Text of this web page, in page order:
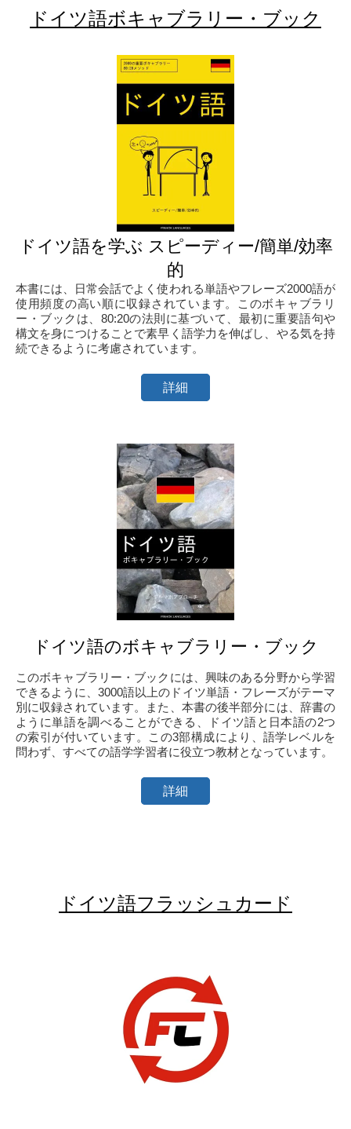
ドイツ語ボキャブラリー・ブック
ドイツ語を学ぶ スピーディー/簡単/効率
的
本書には、日常会話でよく使われる単語やフレーズ2000語が
使用頻度の高い順に収録されています。このボキャブラリ
ー・ブックは、80:20の法則に基づいて、最初に重要語句や
構文を身につけることで素早く語学力を伸ばし、やる気を持
続できるように考慮されています。
詳細
ドイツ語のボキャブラリー・ブック
このボキャブラリー・ブックには、興味のある分野から学習
できるように、3000語以上のドイツ単語・フレーズがテーマ
別に収録されています。また、本書の後半部分には、辞書の
ように単語を調べることができる、ドイツ語と日本語の2つ
の索引が付いています。この3部構成により、語学レベルを
問わず、すべての語学学習者に役立つ教材となっています。
詳細
ドイツ語フラッシュカード